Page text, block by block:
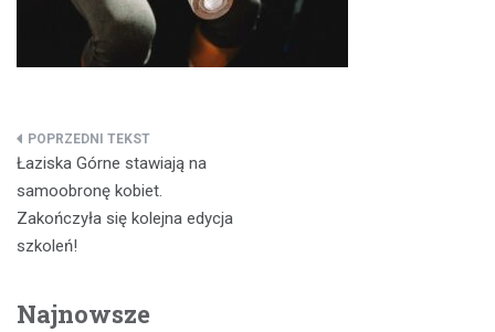
Nawigacja
wpisu
Łaziska Górne stawiają na
samoobronę kobiet.
Zakończyła się kolejna edycja
szkoleń!
Najnowsze